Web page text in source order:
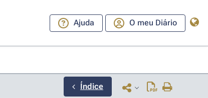
Ajuda O meu Diário
Índice